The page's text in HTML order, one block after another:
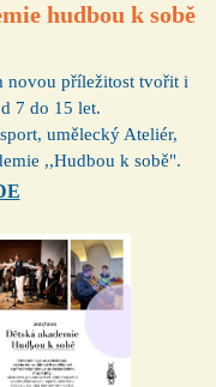
hudbou k sobě
novou příležitost tvořit i
7 do 15 let.
umělecký Ateliér,
,,Hudbou k sobě".